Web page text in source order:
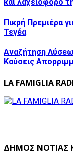
και λαχειοφόρο
Πικρή Πρεμιέρα
Τεγέα
Αναζήτηση
Καύσεις
LA FAMIGLIA
ΔΗΜΟΣ ΝΟΤΙΑΣ